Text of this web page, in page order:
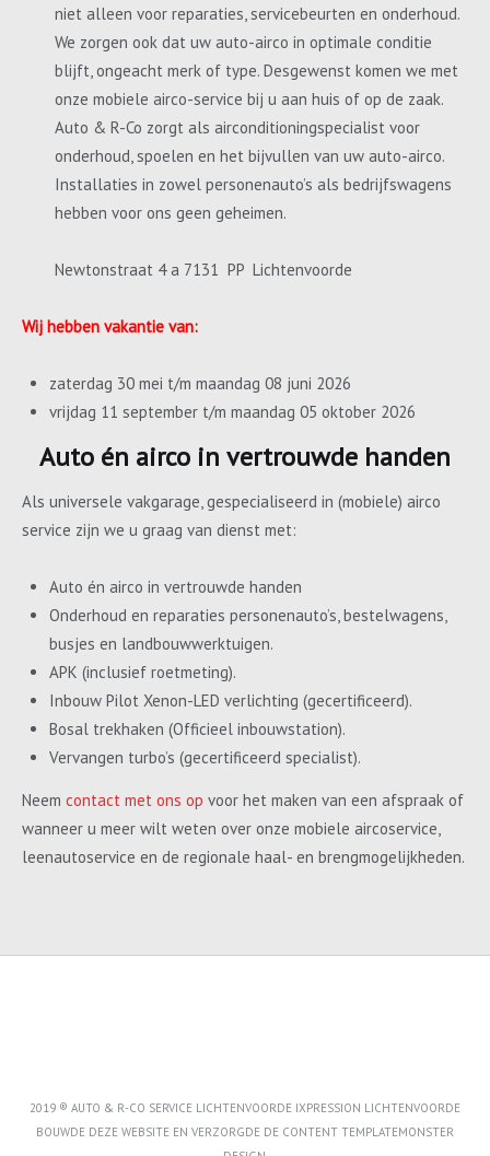
niet alleen voor reparaties, servicebeurten en onderhoud.
We zorgen ook dat uw auto-airco in optimale conditie
blijft, ongeacht merk of type. Desgewenst komen we met
onze mobiele airco-service bij u aan huis of op de zaak.
Auto & R-Co zorgt als airconditioningspecialist voor
onderhoud, spoelen en het bijvullen van uw auto-airco.
Installaties in zowel personenauto’s als bedrijfswagens
hebben voor ons geen geheimen.
Newtonstraat 4 a 7131 PP Lichtenvoorde
Wij hebben vakantie van:
zaterdag 30 mei t/m maandag 08 juni 2026
vrijdag 11 september t/m maandag 05 oktober 2026
Auto én airco in vertrouwde handen
Als universele vakgarage, gespecialiseerd in (mobiele) airco
service zijn we u graag van dienst met:
Auto én airco in vertrouwde handen
Onderhoud en reparaties personenauto’s, bestelwagens,
busjes en landbouwwerktuigen.
APK (inclusief roetmeting).
Inbouw Pilot Xenon-LED verlichting (gecertificeerd).
Bosal trekhaken (Officieel inbouwstation).
Vervangen turbo’s (gecertificeerd specialist).
Neem contact met ons op voor het maken van een afspraak of
wanneer u meer wilt weten over onze mobiele aircoservice,
leenautoservice en de regionale haal- en brengmogelijkheden.
2019 ® AUTO & R-CO SERVICE LICHTENVOORDE IXPRESSION LICHTENVOORDE
BOUWDE DEZE WEBSITE EN VERZORGDE DE CONTENT TEMPLATEMONSTER